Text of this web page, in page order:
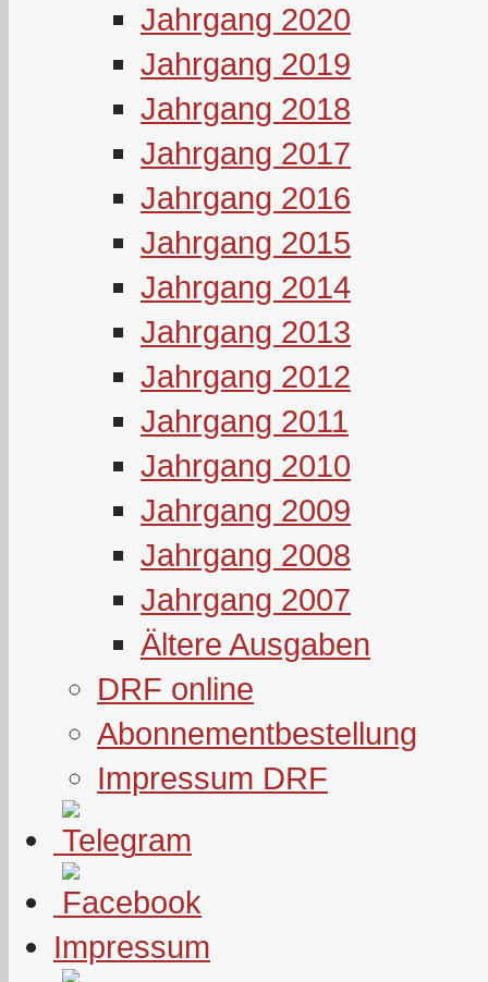
Jahrgang 2020
Jahrgang 2019
Jahrgang 2018
Jahrgang 2017
Jahrgang 2016
Jahrgang 2015
Jahrgang 2014
Jahrgang 2013
Jahrgang 2012
Jahrgang 2011
Jahrgang 2010
Jahrgang 2009
Jahrgang 2008
Jahrgang 2007
Ältere Ausgaben
DRF online
Abonnementbestellung
Impressum DRF
Impressum